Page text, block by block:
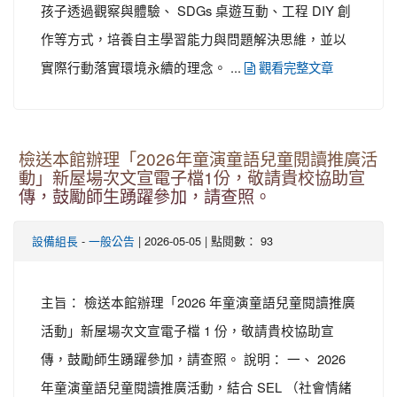
孩子透過觀察與體驗、 SDGs 桌遊互動、工程 DIY 創
作等方式，培養自主學習能力與問題解決思維，並以
實際行動落實環境永續的理念。 ...
觀看完整文章
檢送本館辦理「2026年童演童語兒童閱讀推廣活
動」新屋場次文宣電子檔1份，敬請貴校協助宣
傳，鼓勵師生踴躍參加，請查照。
設備組長 - 一般公告 | 2026-05-05 | 點閱數： 93
主旨： 檢送本館辦理「2026 年童演童語兒童閱讀推廣
活動」新屋場次文宣電子檔 1 份，敬請貴校協助宣
傳，鼓勵師生踴躍參加，請查照。 說明： 一、 2026
年童演童語兒童閱讀推廣活動，結合 SEL （社會情緒